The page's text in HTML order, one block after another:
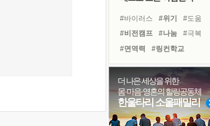
졸업식 사진을 보며
극심한 변비, 어깨결림, 수면 장애
아픈 아버지를 위한 공간 설계
슬럼프
#바이러스 #위기
#도움
#비전캠프
#나눔
#극복
#면역력
#링컨학교
#희망
#사람
#다짐
#경험
#유튜브
#독서
#삶
#아이들
#리더
#친구
#명상
#건강
더 나은 세상을 위한
몸·마음·영혼의 힐링공동체
한울타리 소울패밀리